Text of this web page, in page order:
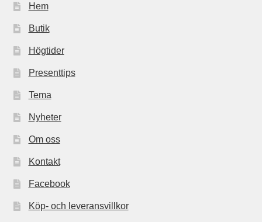
Hem
Butik
Högtider
Presenttips
Tema
Nyheter
Om oss
Kontakt
Facebook
Köp- och leveransvillkor